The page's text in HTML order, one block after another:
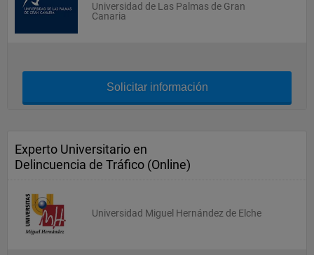
Universidad de Las Palmas de Gran
Canaria
Solicitar información
Experto Universitario en
Delincuencia de Tráfico (Online)
Universidad Miguel Hernández de Elche